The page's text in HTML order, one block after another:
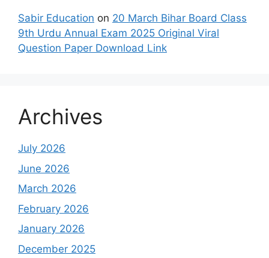
Sabir Education on 20 March Bihar Board Class
9th Urdu Annual Exam 2025 Original Viral
Question Paper Download Link
Archives
July 2026
June 2026
March 2026
February 2026
January 2026
December 2025